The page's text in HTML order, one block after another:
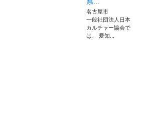
名古屋市
一般社団法人日本
カルチャー協会で
は、 愛知...